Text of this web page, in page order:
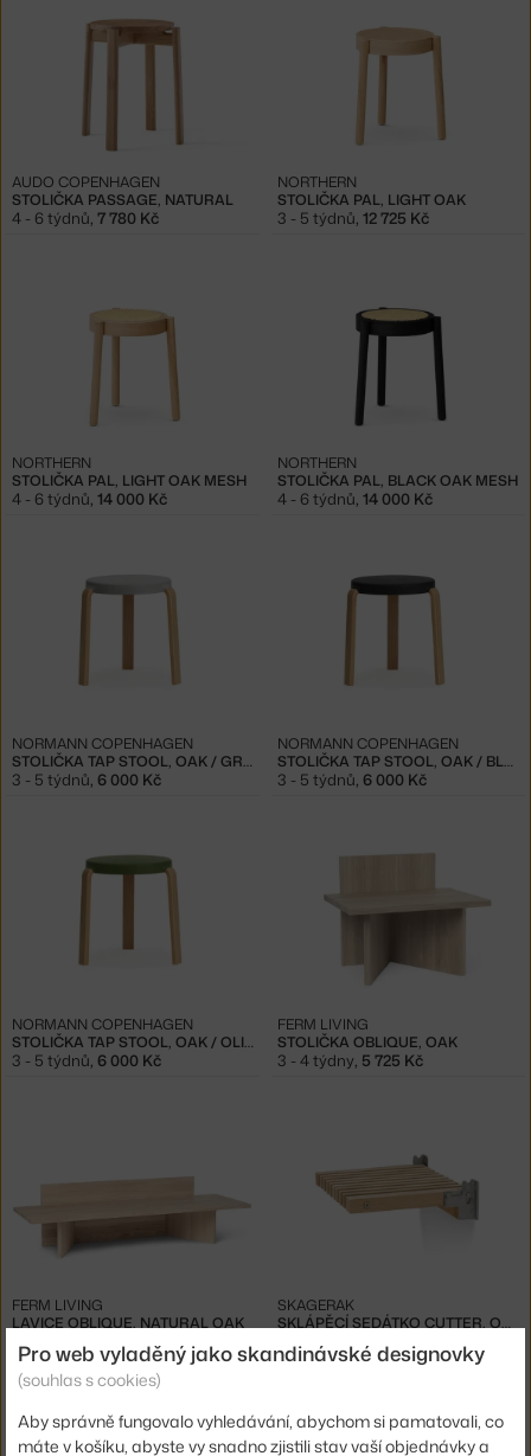
STOLIČKA PASSAGE, NATURAL
AUDO COPENHAGEN
4 - 6 týdnů, 7 780 Kč
STOLIČKA PAL, LIGHT OAK
NORTHERN
3 - 5 týdnů, 12 725 Kč
STOLIČKA PAL, LIGHT OAK MESH
NORTHERN
4 - 6 týdnů, 14 000 Kč
STOLIČKA PAL, BLACK OAK MESH
NORTHERN
4 - 6 týdnů, 14 000 Kč
STOLIČKA TAP STOOL, OAK / GREY
NORMANN COPENHAGEN
3 - 5 týdnů, 6 000 Kč
STOLIČKA TAP STOOL, OAK / BLACK
NORMANN COPENHAGEN
3 - 5 týdnů, 6 000 Kč
STOLIČKA TAP STOOL, OAK / OLIVE
NORMANN COPENHAGEN
3 - 5 týdnů, 6 000 Kč
STOLIČKA OBLIQUE, OAK
FERM LIVING
3 - 4 týdny, 5 725 Kč
LAVICE OBLIQUE, NATURAL OAK
FERM LIVING
3 - 4 týdny 16 975 Kč
SKLÁPĚCÍ SEDÁTKO CUTTER, OAK
SKAGERAK
4 - 6 týdnů 9 334 Kč
Pro web vyladěný jako skandinávské designovky
(souhlas s cookies)
Aby správně fungovalo vyhledávání, abychom si pamatovali, co
máte v košíku, abyste vy snadno zjistili stav vaší objednávky a